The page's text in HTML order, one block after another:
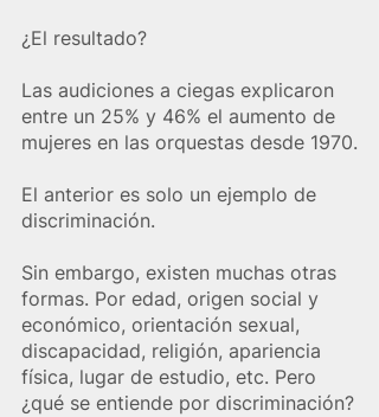
¿El resultado?
Las audiciones a ciegas explicaron
entre un 25% y 46% el aumento de
mujeres en las orquestas desde 1970.
El anterior es solo un ejemplo de
discriminación.
Sin embargo, existen muchas otras
formas. Por edad, origen social y
económico, orientación sexual,
discapacidad, religión, apariencia
física, lugar de estudio, etc. Pero
¿qué se entiende por discriminación?